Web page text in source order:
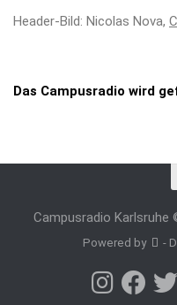
Header-Bild: Nicolas Nova,
Das Campusradio wird
Campusradio Karlsruhe
Powered by -